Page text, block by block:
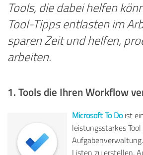
Tools, die dabei helfen
Tool-Tipps entlasten im
sparen Zeit und helfen,
arbeiten.
1. Tools die Ihren Workflow
Microsoft To Doist
leistungsstarkes
Listen zu erstellen,